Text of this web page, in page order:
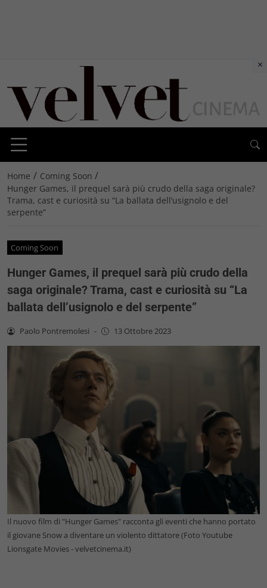
Home / Coming Soon /
Hunger Games, il prequel sarà più crudo della saga originale?
Trama, cast e curiosità su “La ballata dell’usignolo e del
serpente”
Coming Soon
Hunger Games, il prequel sarà più crudo della
saga originale? Trama, cast e curiosità su “La
ballata dell’usignolo e del serpente”
Paolo Pontremolesi - 13 Ottobre 2023
Il nuovo film di "Hunger Games" racconta gli eventi che hanno portato
il giovane Snow a diventare un violento dittatore (Foto Youtube
Lionsgate Movies - velvetcinema.it)
×